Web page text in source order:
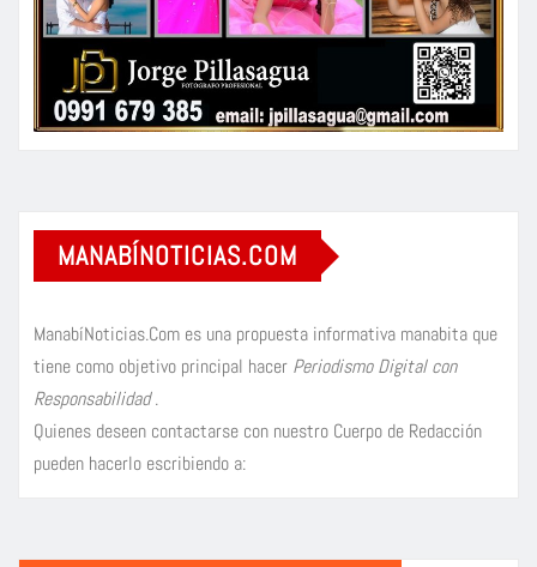
MANABÍNOTICIAS.COM
ManabíNoticias.Com es una propuesta informativa manabita que
tiene como objetivo principal hacer Periodismo Digital con
Responsabilidad.
Quienes deseen contactarse con nuestro Cuerpo de Redacción
pueden hacerlo escribiendo a: